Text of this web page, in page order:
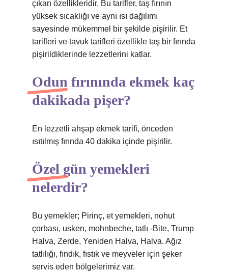
çıkan özellikleridir. Bu tarifler, taş fırının
yüksek sıcaklığı ve aynı ısı dağılımı
sayesinde mükemmel bir şekilde pişirilir. Et
tarifleri ve tavuk tarifleri özellikle taş bir fırında
pişirildiklerinde lezzetlerini katlar.
Odun fırınında ekmek kaç
dakikada pişer?
En lezzetli ahşap ekmek tarifi, önceden
ısıtılmış fırında 40 dakika içinde pişirilir.
Özel gün yemekleri
nelerdir?
Bu yemekler; Pirinç, et yemekleri, nohut
çorbası, usken, mohnbeche, tatlı -Bite, Trump
Halva, Zerde, Yeniden Halva, Halva. Ağız
tatlılığı, fındık, fıstık ve meyveler için şeker
servis eden bölgelerimiz var.